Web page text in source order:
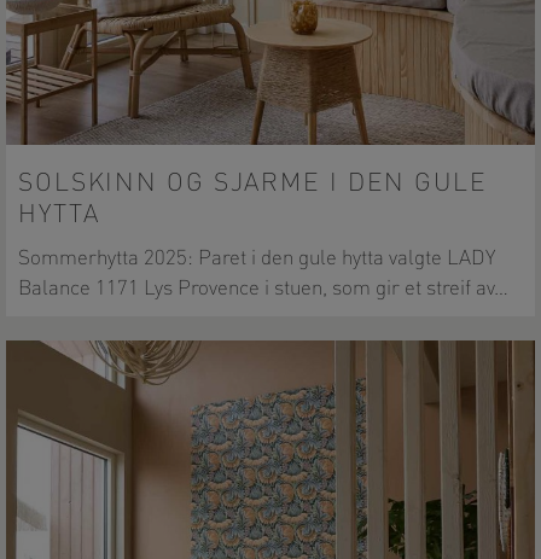
SOLSKINN OG SJARME I DEN GULE
HYTTA
Sommerhytta 2025: Paret i den gule hytta valgte LADY
Balance 1171 Lys Provence i stuen, som gir et streif av…